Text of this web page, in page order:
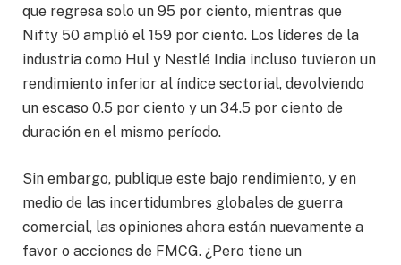
que regresa solo un 95 por ciento, mientras que
Nifty 50 amplió el 159 por ciento. Los líderes de la
industria como Hul y Nestlé India incluso tuvieron un
rendimiento inferior al índice sectorial, devolviendo
un escaso 0.5 por ciento y un 34.5 por ciento de
duración en el mismo período.
Sin embargo, publique este bajo rendimiento, y en
medio de las incertidumbres globales de guerra
comercial, las opiniones ahora están nuevamente a
favor o acciones de FMCG. ¿Pero tiene un